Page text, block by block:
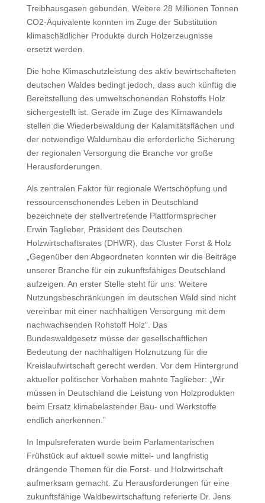
Treibhausgasen gebunden. Weitere 28 Millionen Tonnen
CO2-Äquivalente konnten im Zuge der Substitution
klimaschädlicher Produkte durch Holzerzeugnisse
ersetzt werden.
Die hohe Klimaschutzleistung des aktiv bewirtschafteten
deutschen Waldes bedingt jedoch, dass auch künftig die
Bereitstellung des umweltschonenden Rohstoffs Holz
sichergestellt ist. Gerade im Zuge des Klimawandels
stellen die Wiederbewaldung der Kalamitätsflächen und
der notwendige Waldumbau die erforderliche Sicherung
der regionalen Versorgung die Branche vor große
Herausforderungen.
Als zentralen Faktor für regionale Wertschöpfung und
ressourcenschonendes Leben in Deutschland
bezeichnete der stellvertretende Plattformsprecher
Erwin Taglieber, Präsident des Deutschen
Holzwirtschaftsrates (DHWR), das Cluster Forst & Holz
„Gegenüber den Abgeordneten konnten wir die Beiträge
unserer Branche für ein zukunftsfähiges Deutschland
aufzeigen. An erster Stelle steht für uns: Weitere
Nutzungsbeschränkungen im deutschen Wald sind nicht
vereinbar mit einer nachhaltigen Versorgung mit dem
nachwachsenden Rohstoff Holz“. Das
Bundeswaldgesetz müsse der gesellschaftlichen
Bedeutung der nachhaltigen Holznutzung für die
Kreislaufwirtschaft gerecht werden. Vor dem Hintergrund
aktueller politischer Vorhaben mahnte Taglieber: „Wir
müssen in Deutschland die Leistung von Holzprodukten
beim Ersatz klimabelastender Bau- und Werkstoffe
endlich anerkennen.”
In Impulsreferaten wurde beim Parlamentarischen
Frühstück auf aktuell sowie mittel- und langfristig
drängende Themen für die Forst- und Holzwirtschaft
aufmerksam gemacht. Zu Herausforderungen für eine
zukunftsfähige Waldbewirtschaftung referierte Dr. Jens